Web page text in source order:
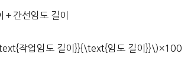
간선임도 길이
작업임도 길이}}{\text{임도 길이}}\)×100